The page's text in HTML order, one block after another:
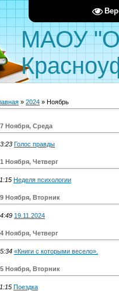
МАОУ
» 2024 » Ноябрь
Ноября, Среда
Голос правды
Ноября, Четверг
Неделя психологии
Ноября, Вторник
19.11.2024
Ноября, Четверг
«Книги с которыми весело».
Ноября, Вторник
Поездка